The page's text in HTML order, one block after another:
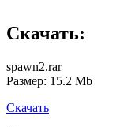
Скачать:
spawn2.rar
Размер: 15.2 Mb
Скачать